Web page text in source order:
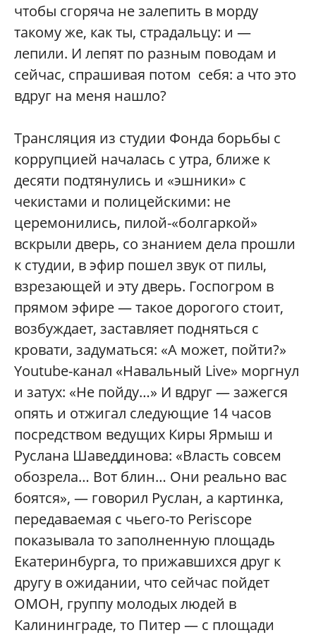
чтобы сгоряча не залепить в морду
такому же, как ты, страдальцу: и —
лепили. И лепят по разным поводам и
сейчас, спрашивая потом себя: а что это
вдруг на меня нашло?
Трансляция из студии Фонда борьбы с
коррупцией началась с утра, ближе к
десяти подтянулись и «эшники» с
чекистами и полицейскими: не
церемонились, пилой-«болгаркой»
вскрыли дверь, со знанием дела прошли
к студии, в эфир пошел звук от пилы,
взрезающей и эту дверь. Госпогром в
прямом эфире — такое дорогого стоит,
возбуждает, заставляет подняться с
кровати, задуматься: «А может, пойти?»
Youtube-канал «Навальный Live» моргнул
и затух: «Не пойду…» И вдруг — зажегся
опять и отжигал следующие 14 часов
посредством ведущих Киры Ярмыш и
Руслана Шаведдинова: «Власть совсем
обозрела… Вот блин… Они реально вас
боятся», — говорил Руслан, а картинка,
передаваемая с чьего-то Periscope
показывала то заполненную площадь
Екатеринбурга, то прижавшихся друг к
другу в ожидании, что сейчас пойдет
ОМОН, группу молодых людей в
Калининграде, то Питер — с площади